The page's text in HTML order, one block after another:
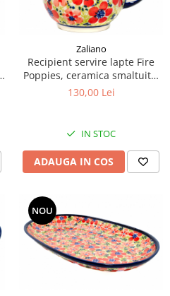
Zaliano
Recipient servire lapte Fire
Poppies, ceramica smaltuita,
pictat manual, 250 ml
130,00 Lei
IN STOC
ADAUGA IN COS
NOU